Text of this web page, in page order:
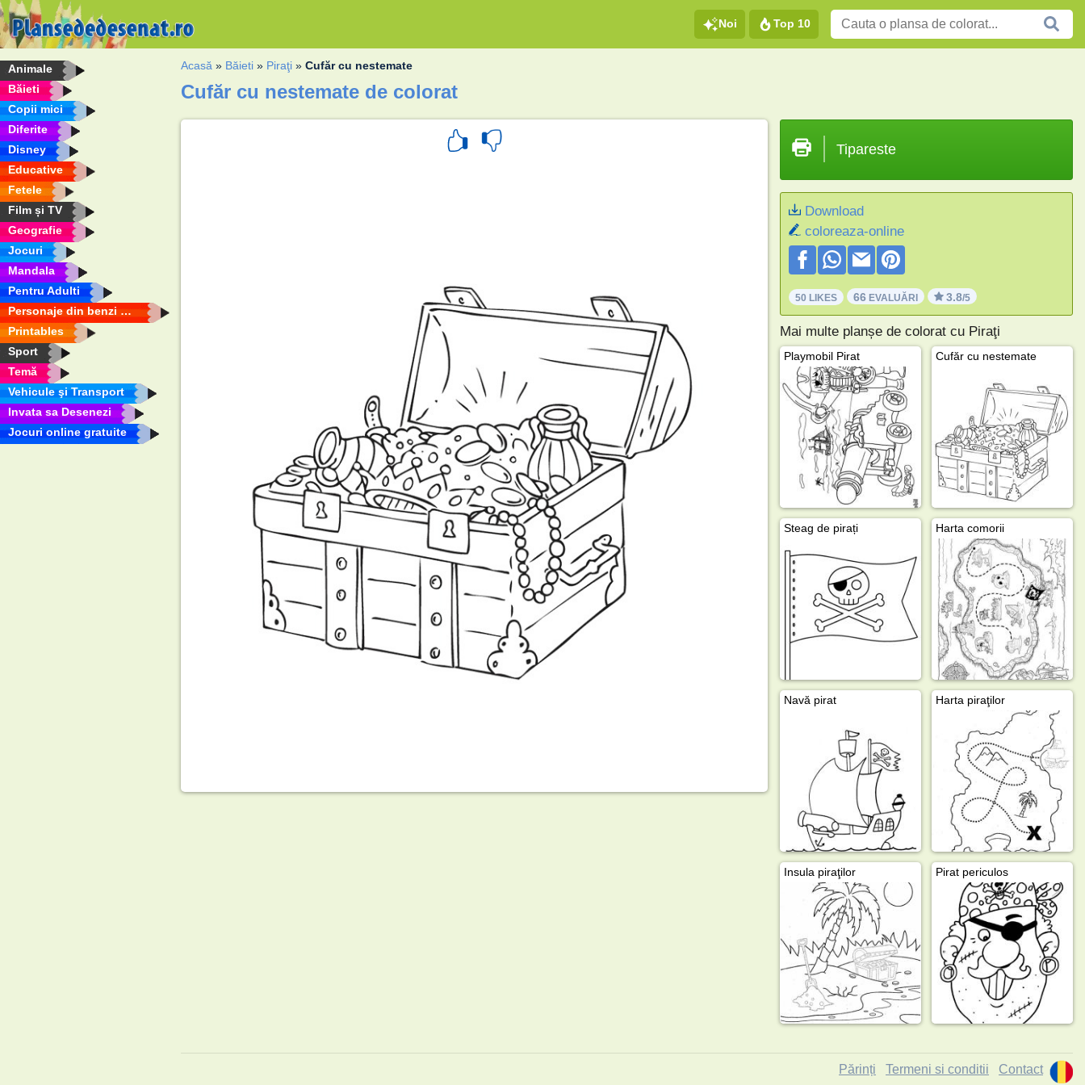
Noi Top 10
Animale
Băieti
Copii mici
Diferite
Disney
Educative
Fetele
Film și TV
Geografie
Jocuri
Mandala
Pentru Adulti
Personaje din benzi desenate
Printables
Sport
Temă
Vehicule şi Transport
Invata sa Desenezi
Jocuri online gratuite
Acasă » Băieti » Piraţi »Cufăr cu nestemate
Cufăr cu nestemate de colorat
Tipareste
Download
coloreaza-online
50 LIKES 66EVALUĂRI 3.8/5
Mai multe planșe de colorat cu Piraţi
Playmobil Pirat Cufăr cu nestemate
Steag de pirați Harta comorii
Navă pirat Harta piraţilor
Insula piraţilor Pirat periculos
Părinți Termeni si conditii Contact